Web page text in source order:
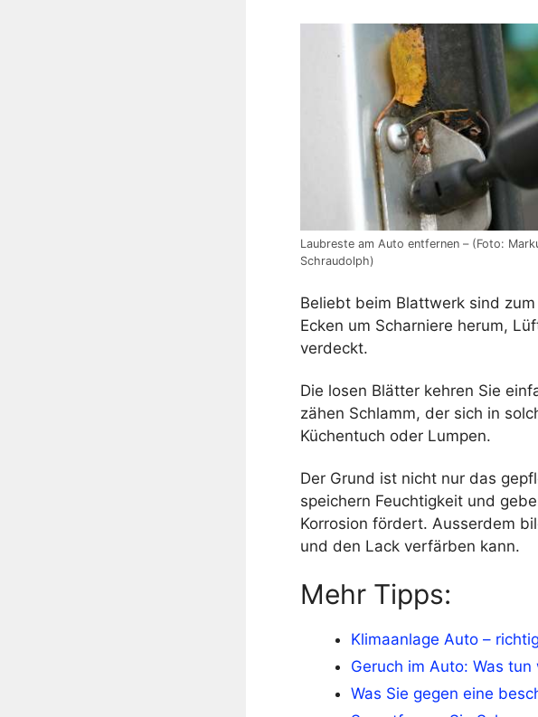
Laubreste am Auto entfernen – (Foto:
Schraudolph)
Beliebt beim Blattwerk sind
Ecken um Scharniere herum,
verdeckt.
Die losen Blätter kehren Sie
zähen Schlamm, der sich in
Küchentuch oder Lumpen.
Der Grund ist nicht nur das
speichern Feuchtigkeit und
Korrosion fördert. Ausserdem
und den Lack verfärben kann.
Mehr Tipps:
Klimaanlage Auto –
Geruch im Auto: Was
Was Sie gegen eine